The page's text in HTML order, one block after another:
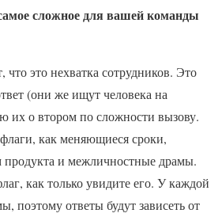
сложное для вашей команды
это нехватка сотрудников. Это
(они же ищут человека на
их о втором по сложности вызову.
как меняющиеся сроки,
продукта и межличностные драмы.
как только увидите его. У каждой
поэтому ответы будут зависеть от